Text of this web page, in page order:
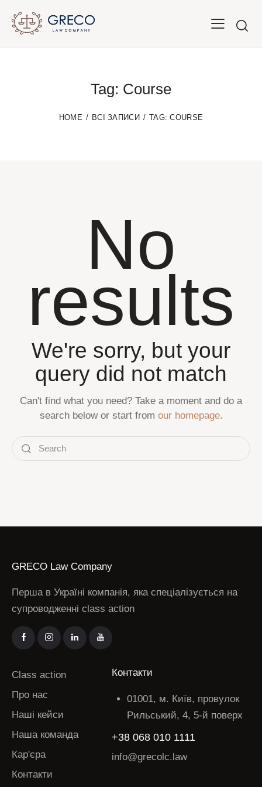
Tag: Course
HOME ВСІ ЗАПИСИ TAG: COURSE
No
results
We're sorry, but your
query did not match
Can't find what you need? Take a moment and do a
search below or start from our homepage.
GRECO Law Company
Перша в Україні компанія, яка спеціалізується на
супроводженні class action
Class action
Про нас
Наші кейси
Наша команда
Кар'єра
Контакти
Контакти
01001, м. Київ, провулок
Рильський, 4, 5-й поверх
+38 068 010 1111
info@grecolc.law